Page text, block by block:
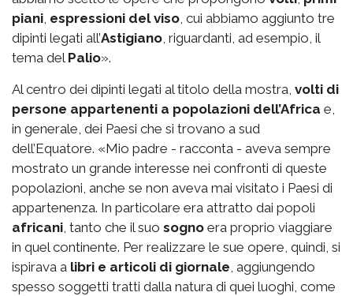
piani, espressioni del viso, cui abbiamo aggiunto tre
dipinti legati all’Astigiano, riguardanti, ad esempio, il
tema del Palio».
Al centro dei dipinti legati al titolo della mostra, volti di
persone appartenenti a popolazioni dell’Africa e,
in generale, dei Paesi che si trovano a sud
dell’Equatore. «Mio padre - racconta - aveva sempre
mostrato un grande interesse nei confronti di queste
popolazioni, anche se non aveva mai visitato i Paesi di
appartenenza. In particolare era attratto dai popoli
africani, tanto che il suo sogno era proprio viaggiare
in quel continente. Per realizzare le sue opere, quindi, si
ispirava a libri e articoli di giornale, aggiungendo
spesso soggetti tratti dalla natura di quei luoghi, come